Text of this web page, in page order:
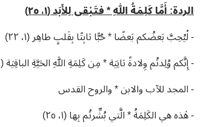
الردة: أَمَّا كَلِمَةُ اللهِ * فتَبْقى لِلأَبَد (١، ٢٥)
- لْيُحِبَّ بَعضُكم بَعضًا * حُبًّا ثابِتًا بِقَلبٍ طاهِر (١، ٢٢)
- إِنَّكم وُلِدتُم وِلادةً ثانِيَة * مِن كَلِمَةِ اللهِ الحَيَّةِ الباقِيَة (١، ٢٣)
- المجد للآب والابن * والروح القدس
- هٰذه هي الكَلِمَةُ * الَّتي بُشِّرتُم بِها (١، ٢٥)